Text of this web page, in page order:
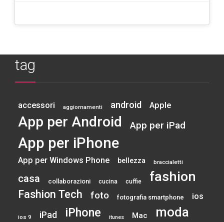
tag
accessori aggiornamenti android Apple
App per Android App per iPad
App per iPhone
App per Windows Phone bellezza braccialetti
casa collaborazioni cucina cuffie fashion
Fashion Tech foto fotografia smartphone ios
ios 9 iPad iPhone itunes Mac moda